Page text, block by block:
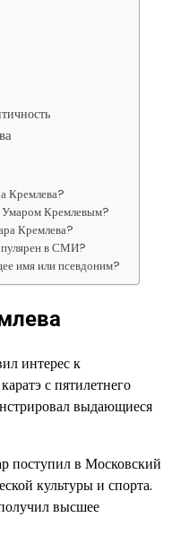
Кремлева?
Умаром Кремлевым?
Кремлева?
в СМИ?
имя или псевдоним?
интерес к
с пятилетнего
выдающиеся
поступил в Московский
культуры и спорта.
высшее